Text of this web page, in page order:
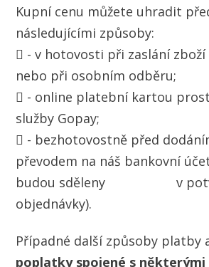
Kupní cenu můžete uhradit
následujícími způsoby:
 - v hotovosti při zaslání
nebo při osobním odběru;
 - online platební kartou
služby Gopay;
 - bezhotovostně před
převodem na náš bankovní
budou sděleny v
objednávky).
Případné další způsoby platby
poplatky spojené s některými